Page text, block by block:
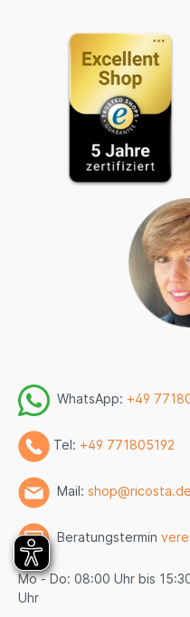
WhatsApp: +49
Tel: +49 771805192
Mail: shop@ricosta.de
Beratungstermin
Mo - Do: 08:00 Uhr bis
Uhr